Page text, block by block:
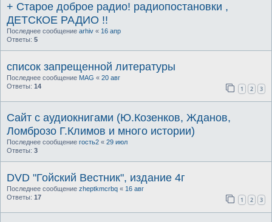
+ Старое доброе радио! радиопостановки ,
ДЕТСКОЕ РАДИО !!
Последнее сообщение arhiv « 16 апр
Ответы: 5
список запрещенной литературы
Последнее сообщение MAG « 20 авг
Ответы: 14 1 2 3
Сайт с аудиокнигами (Ю.Козенков, Жданов,
Ломброзо Г.Климов и много истории)
Последнее сообщение гость2 « 29 июл
Ответы: 3
DVD "Гойский Вестник", издание 4г
Последнее сообщение zheptkmcrbq « 16 авг
Ответы: 17 1 2 3